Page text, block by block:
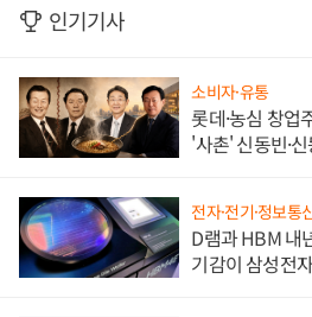
인기기사
소비자·유통
롯데·농심 창업
'사촌' 신동빈·
전자·전기·정보통
D램과 HBM 내
기감이 삼성전